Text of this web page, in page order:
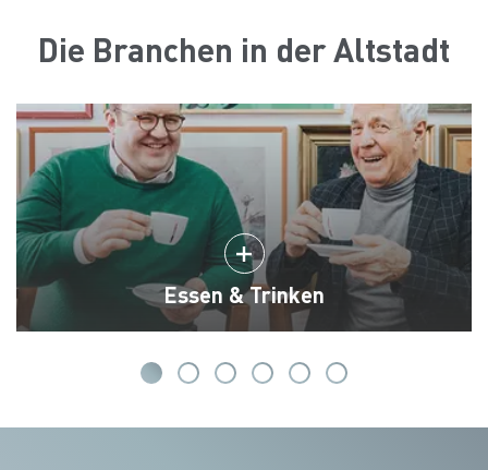
Die Branchen in der Altstadt
Essen & Trinken